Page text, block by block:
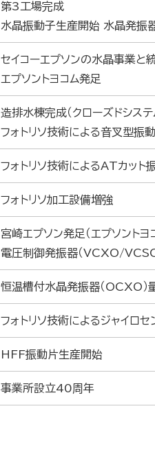
第3工場完成
水晶振動子生産開始 水晶発振
セイコーエプソンの水晶事業と
エプソントヨコム発足
造排水棟完成（クローズドシステ
フォトリソ技術による音叉型振
フォトリソ技術によるATカット
フォトリソ加工設備増強
宮崎エプソン発足（エプソントヨ
電圧制御発振器（VCXO/
恒温槽付水晶発振器（OCXO）
フォトリソ技術によるジャイロ
HFF振動片生産開始
事業所設立40周年